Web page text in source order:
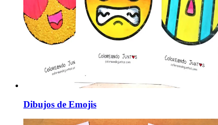
Dibujos de Emojis